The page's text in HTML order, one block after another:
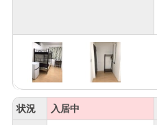
状況 入居中